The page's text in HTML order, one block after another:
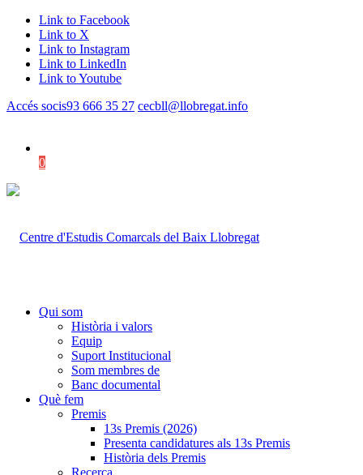
Link to Facebook
Link to X
Link to Instagram
Link to LinkedIn
Link to Youtube
Accés socis93 666 35 27 cecbll@llobregat.info
0
Qui som
Història i valors
Equip
Suport Institucional
Som membres de
Banc documental
Què fem
Premis
13s Premis (2026)
Presenta candidatures als 13s Premis
Història dels Premis
Recerca